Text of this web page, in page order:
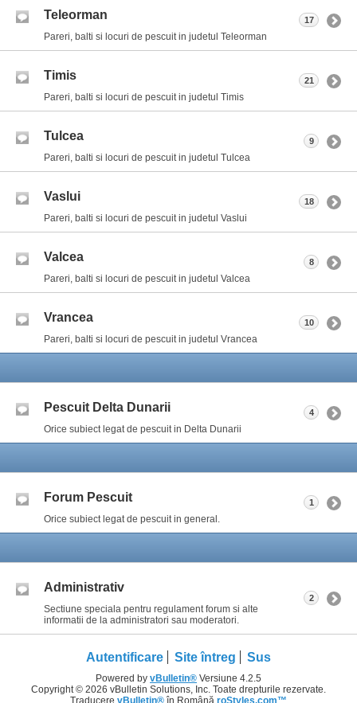
Teleorman
Pareri, balti si locuri de pescuit in judetul Teleorman
17
Timis
Pareri, balti si locuri de pescuit in judetul Timis
21
Tulcea
Pareri, balti si locuri de pescuit in judetul Tulcea
9
Vaslui
Pareri, balti si locuri de pescuit in judetul Vaslui
18
Valcea
Pareri, balti si locuri de pescuit in judetul Valcea
8
Vrancea
Pareri, balti si locuri de pescuit in judetul Vrancea
10
Pescuit Delta Dunarii
Orice subiect legat de pescuit in Delta Dunarii
4
Forum Pescuit
Orice subiect legat de pescuit in general.
1
Administrativ
Sectiune speciala pentru regulament forum si alte
informatii de la administratori sau moderatori.
2
Autentificare Site întreg Sus
Powered by vBulletin® Versiune 4.2.5
Copyright © 2026 vBulletin Solutions, Inc. Toate drepturile rezervate.
Traducere vBulletin® în Română roStyles.com™